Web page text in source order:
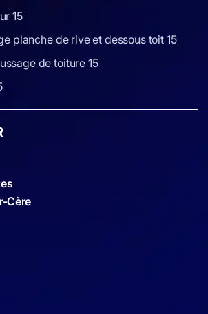
15
planche de rive et dessous toit 15
de toiture 15
Cère